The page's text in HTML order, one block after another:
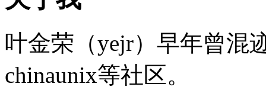
叶金荣（yejr）早年曾混
chinaunix等社区。